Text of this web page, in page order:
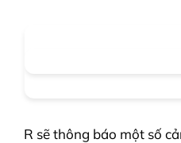
R sẽ thông báo một số